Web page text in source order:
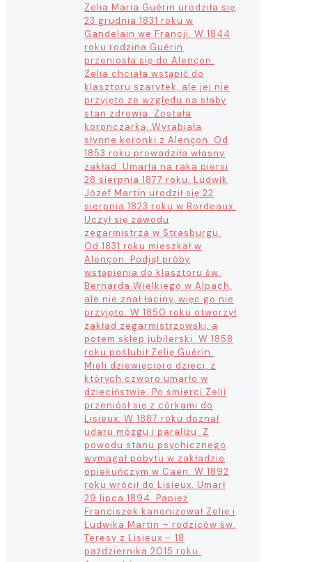
Zelia Maria Guérin urodziła się
23 grudnia 1831 roku w
Gandelain we Francji. W 1844
roku rodzina Guérin
przeniosła się do Alençon.
Zelia chciała wstąpić do
klasztoru szarytek, ale jej nie
przyjęto ze względu na słaby
stan zdrowia. Została
koronczarką. Wyrabiała
słynne koronki z Alençon. Od
1853 roku prowadziła własny
zakład. Umarła na raka piersi
28 sierpnia 1877 roku. Ludwik
Józef Martin urodził się 22
sierpnia 1823 roku w Bordeaux.
Uczył się zawodu
zegarmistrza w Strasburgu.
Od 1831 roku mieszkał w
Alençon. Podjął próby
wstąpienia do klasztoru św.
Bernarda Wielkiego w Alpach,
ale nie znał łaciny, więc go nie
przyjęto. W 1850 roku otworzył
zakład zegarmistrzowski, a
potem sklep jubilerski. W 1858
roku poślubił Zelię Guérin.
Mieli dziewięcioro dzieci, z
których czworo umarło w
dzieciństwie. Po śmierci Zelii
przeniósł się z córkami do
Lisieux. W 1887 roku doznał
udaru mózgu i paraliżu. Z
powodu stanu psychicznego
wymagał pobytu w zakładzie
opiekuńczym w Caen. W 1892
roku wrócił do Lisieux. Umarł
29 lipca 1894. Papież
Franciszek kanonizował Zelię i
Ludwika Martin – rodziców św.
Teresy z Lisieux – 18
października 2015 roku.